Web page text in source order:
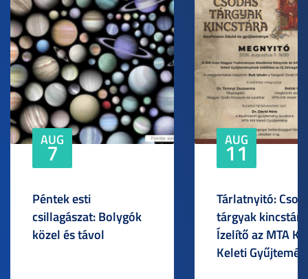
AUG
7
Péntek esti
csillagászat: Bolygók
közel és távol
AUG
11
Tárlatnyitó:
tárgyak
Ízelítő az MTA
Keleti